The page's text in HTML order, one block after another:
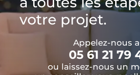
votre projet.
Appelez-nous
05 61 21 79
ou laissez-nous un